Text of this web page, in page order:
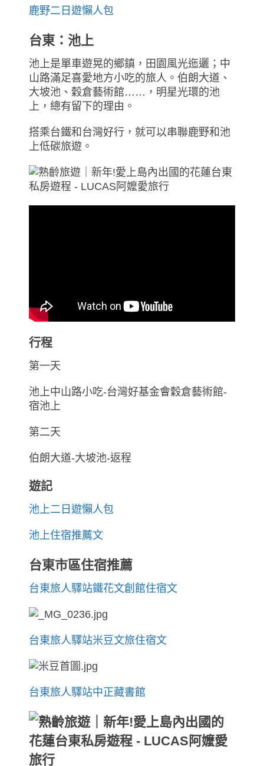
鹿野二日遊懶人包
台東：池上
池上是單車遊晃的鄉鎮，田園風光迤邐；中
山路滿足喜愛地方小吃的旅人。伯朗大道、
大坡池、穀倉藝術館……，明星光環的池
上，總有留下的理由。
搭乘台鐵和台灣好行，就可以串聯鹿野和池
上低碳旅遊。
行程
第一天
池上中山路小吃-台灣好基金會穀倉藝術館-
宿池上
第二天
伯朗大道-大坡池-返程
遊記
池上二日遊懶人包
池上住宿推薦文
台東市區住宿推薦
台東旅人驛站鐵花文創館住宿文
台東旅人驛站米豆文旅住宿文
台東旅人驛站中正藏書館